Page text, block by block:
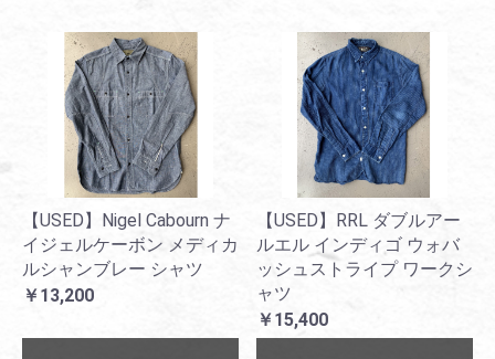
【USED】Nigel Cabourn ナ
イジェルケーボン メディカ
ルシャンブレー シャツ
￥13,200
【USED】RRL ダブルアー
ルエル インディゴ ウォバ
ッシュストライプ ワークシ
ャツ
￥15,400